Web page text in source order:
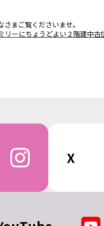
まご覧くださいませ。
リーにちょうどよい２階建中古
X